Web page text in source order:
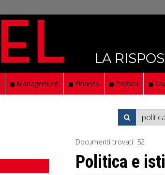
LA
Management Finanza Politica
Documenti trovati: 52
Politica e